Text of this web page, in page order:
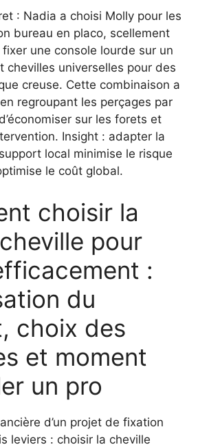
: Nadia a choisi Molly pour les
bureau en placo, scellement
une console lourde sur un
chevilles universelles pour des
creuse. Cette combinaison a
regroupant les perçages par
sur les forets et
Insight : adapter la
local minimise le risque
le coût global.
choisir la
pour
:
du
choix des
et moment
un pro
d’un projet de fixation
leviers : choisir la cheville